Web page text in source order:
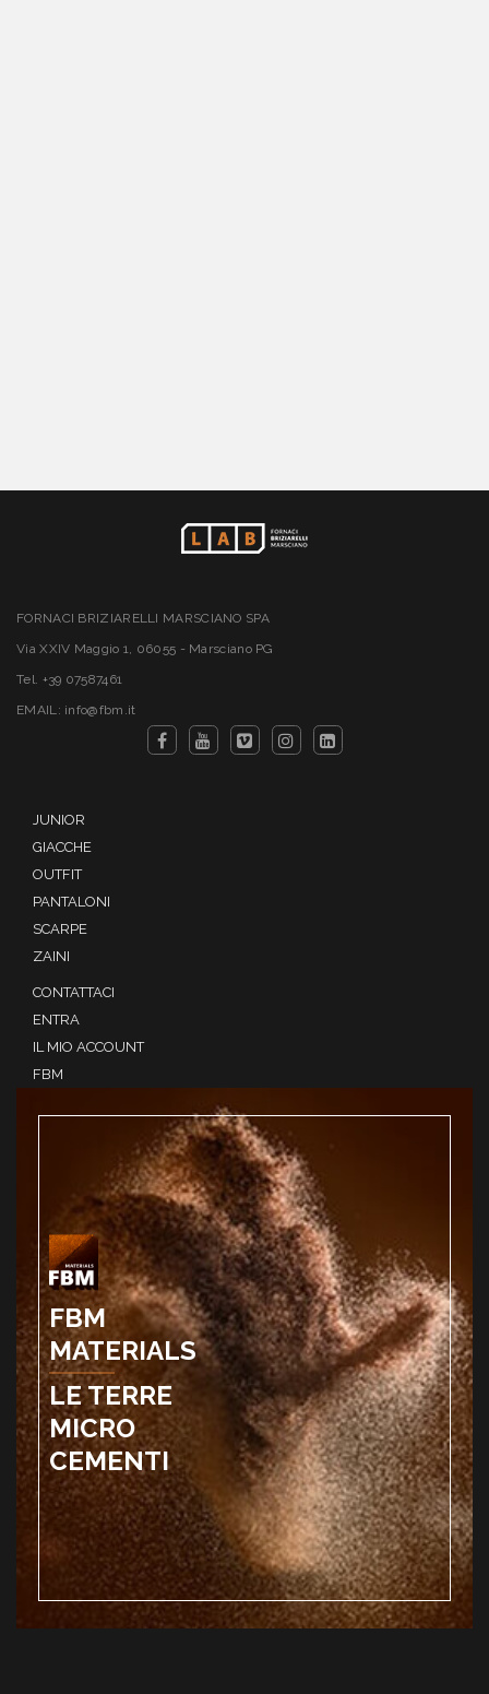
FORNACI BRIZIARELLI MARSCIANO SPA
Via XXIV Maggio 1, 06055 - Marsciano PG
Tel. +39 07587461
EMAIL: info@fbm.it
JUNIOR
GIACCHE
OUTFIT
PANTALONI
SCARPE
ZAINI
CONTATTACI
ENTRA
IL MIO ACCOUNT
FBM
FBM
MATERIALS
LE TERRE
MICRO
CEMENTI